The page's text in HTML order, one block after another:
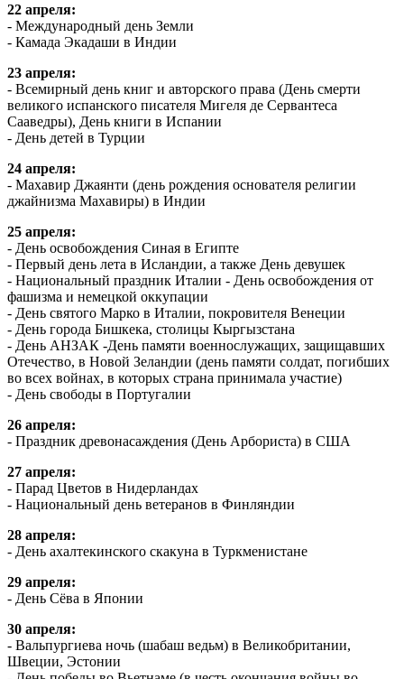
22 апреля:
- Международный день Земли
- Камада Экадаши в Индии
23 апреля:
- Всемирный день книг и авторского права (День смерти
великого испанского писателя Мигеля де Сервантеса
Сааведры), День книги в Испании
- День детей в Турции
24 апреля:
- Махавир Джаянти (день рождения основателя религии
джайнизма Махавиры) в Индии
25 апреля:
- День освобождения Синая в Египте
- Первый день лета в Исландии, а также День девушек
- Национальный праздник Италии - День освобождения от
фашизма и немецкой оккупации
- День святого Марко в Италии, покровителя Венеции
- День города Бишкека, столицы Кыргызстана
- День АНЗАК -День памяти военнослужащих, защищавших
Отечество, в Новой Зеландии (день памяти солдат, погибших
во всех войнах, в которых страна принимала участие)
- День свободы в Португалии
26 апреля:
- Праздник древонасаждения (День Арбориста) в США
27 апреля:
- Парад Цветов в Нидерландах
- Национальный день ветеранов в Финляндии
28 апреля:
- День ахалтекинского скакуна в Туркменистане
29 апреля:
- День Сёва в Японии
30 апреля:
- Вальпургиева ночь (шабаш ведьм) в Великобритании,
Швеции, Эстонии